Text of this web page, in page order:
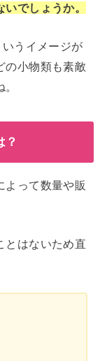
でしょうか。
うイメージが
の小物類も素敵
？
よって数量や販
とはないため直